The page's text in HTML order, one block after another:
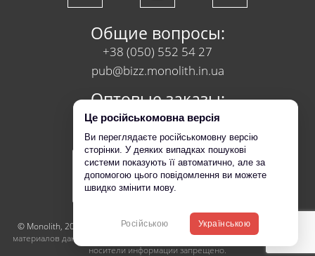
Общие вопросы:
+38 (050) 552 54 27
pub@bizz.monolith.in.ua
Оптовые заказы:
+38 (050) 218 95 95
© Monolith, 2017-2026
Копирование, перепечатка или использование
материалов данной страницы для воспроизведения, переноса на другие
носители информации запрещено.
Це російськомовна версія
Ви переглядаєте російськомовну версію
сторінки. У деяких випадках пошукові
системи показують її автоматично, але за
допомогою цього повідомлення ви можете
швидко змінити мову.
Російською Українською